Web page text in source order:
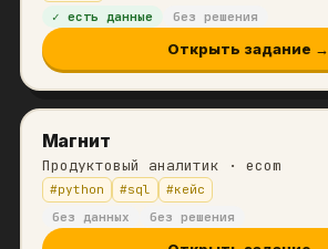
✓ есть данные
без решения
Открыть задание →
Магнит
Продуктовый аналитик · ecom
#python #sql #кейс
без данных
без решения